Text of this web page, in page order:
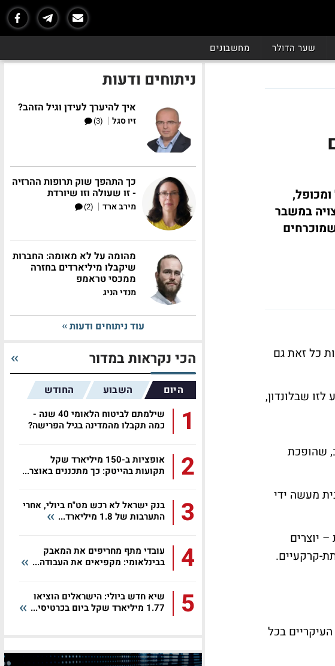
שער הדולר מחשבונים
במשבר
כל זאת גם
שבלונדון,
שהופכת
מעשה ידי
יוצרים
קרקעיים.
בכל
ניתוחים ודעות
איך להיערך לעידן וגיל הזהב?
זיו סגל |
(3)
כך התהפך שוק תרופות ההרזיה
- זו שעולה וזו שיורדת
מירב ארד |
(2)
מהומה על לא מאומה: החברות
שיקבלו מיליארדים בחזרה
ממכסי טראמפ
מנדי הניג
עוד ניתוחים ודעות
הכי נקראות במדור
היום השבוע החודש
1
שילמתם לביטוח הלאומי 40 שנה -
כמה תקבלו מהמדינה בגיל הפרישה?
2
אופציות ב-150 מיליארד שקל
תקועות בהייטק: כך מתכננים באוצר...
3
בנק ישראל לא רכש מט"ח ביולי, אחרי
התערבות של 1.8 מיליארד...
4
עובדי מתף מחריפים את המאבק
בבינלאומי: מקפיאים את העבודה...
5
שיא חדש ביולי: הישראלים הוציאו
1.77 מיליארד שקל ביום בכרטיסי...